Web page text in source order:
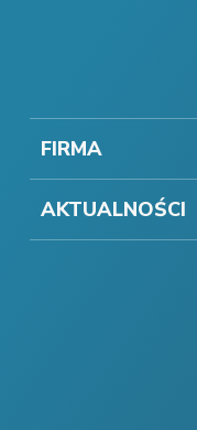
FIRMA
AKTUALNOŚCI